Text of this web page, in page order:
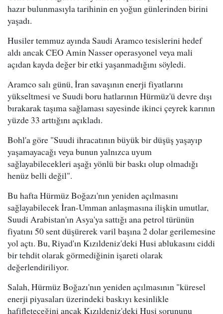
hazır bulunmasıyla tarihinin en yoğun günlerinden birini
yaşadı.
Husiler temmuz ayında Saudi Aramco tesislerini hedef
aldı ancak CEO Amin Nasser operasyonel veya mali
açıdan kayda değer bir etki yaşanmadığını söyledi.
Aramco salı günü, İran savaşının enerji fiyatlarını
yükseltmesi ve Suudi boru hatlarının Hürmüz'ü devre dışı
bırakarak taşıma sağlaması sayesinde ikinci çeyrek karının
yüzde 33 arttığını açıkladı.
Bohl'a göre "Suudi ihracatının büyük bir düşüş yaşayıp
yaşamayacağı veya bunun yalnızca uyum
sağlayabilecekleri aşağı yönlü bir baskı olup olmadığı
henüz belli değil".
Bu hafta Hürmüz Boğazı'nın yeniden açılmasını
sağlayabilecek İran-Umman anlaşmasına ilişkin umutlar,
Suudi Arabistan'ın Asya'ya sattığı ana petrol türünün
fiyatını 50 sent düşürerek varil başına 2 dolar gerilemesine
yol açtı. Bu, Riyad'ın Kızıldeniz'deki Husi ablukasını ciddi
bir tehdit olarak görmediğinin işareti olarak
değerlendiriliyor.
Salah, Hürmüz Boğazı'nın yeniden açılmasının "küresel
enerji piyasaları üzerindeki baskıyı kesinlikle
hafifleteceğini ancak Kızıldeniz'deki Husi sorununu